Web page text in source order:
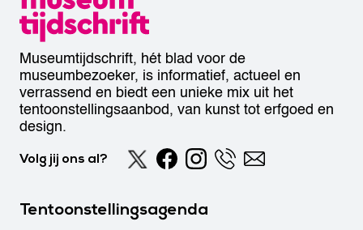
Museumtijdschrift, hét blad voor de
museumbezoeker, is informatief, actueel en
verrassend en biedt een unieke mix uit het
tentoonstellingsaanbod, van kunst tot erfgoed en
design.
Volg jij ons al?
Tentoonstellingsagenda